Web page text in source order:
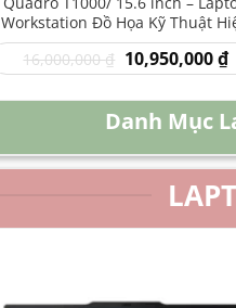
Workstation Đồ Họa Kỹ Thuật
Năng Cao
16,000,000₫ Giá
gốc
16,000,000 ₫.
10,950,000₫
Danh Mục